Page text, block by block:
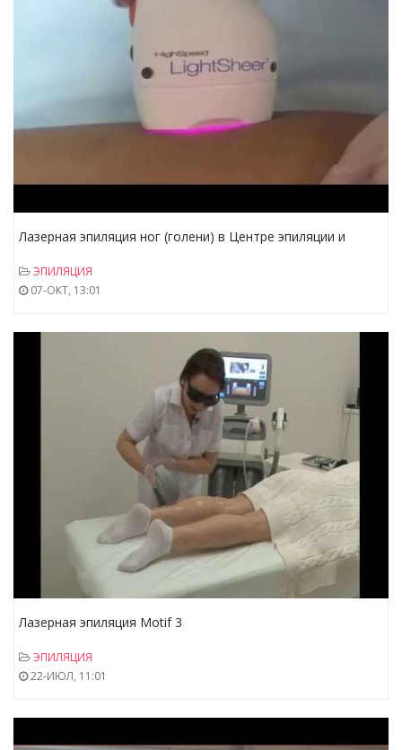
Лазерная эпиляция ног (голени) в Центре эпиляции и
ЭПИЛЯЦИЯ
07-ОКТ, 13:01
Лазерная эпиляция Motif 3
ЭПИЛЯЦИЯ
22-ИЮЛ, 11:01